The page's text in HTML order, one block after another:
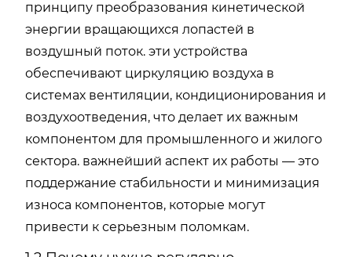
принципу преобразования кинетической
энергии вращающихся лопастей в
воздушный поток. эти устройства
обеспечивают циркуляцию воздуха в
системах вентиляции, кондиционирования и
воздухоотведения, что делает их важным
компонентом для промышленного и жилого
сектора. важнейший аспект их работы — это
поддержание стабильности и минимизация
износа компонентов, которые могут
привести к серьезным поломкам.